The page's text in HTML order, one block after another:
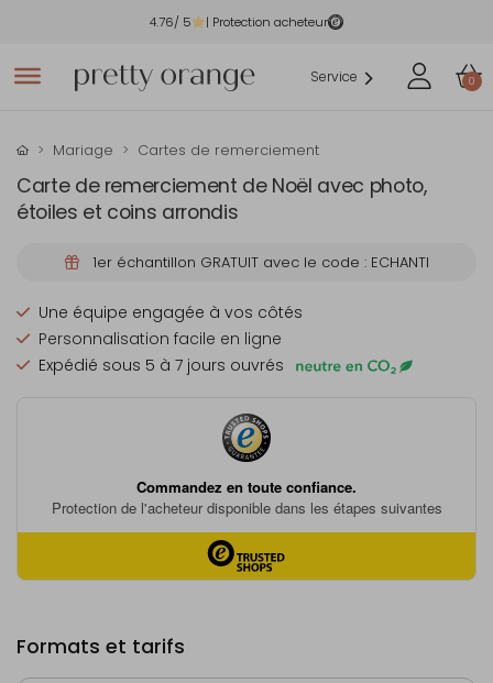
4.76/ 5 | Protection acheteur
Service 0
Mariage Cartes de remerciement
Carte de remerciement de Noël avec photo,
étoiles et coins arrondis
1er échantillon GRATUIT avec le code : ECHANTI
Une équipe engagée à vos côtés
Personnalisation facile en ligne
Expédié sous 5 à 7 jours ouvrés
Formats et tarifs